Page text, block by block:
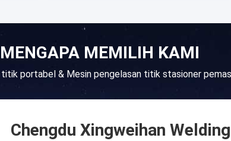
MEMILIH KAMI
portabel & Mesin pengelasan titik stasioner
Chengdu Xingweihan